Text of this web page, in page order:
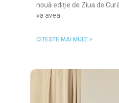
nouă ediție de Ziua de
va avea
CITESTE MAI MULT >